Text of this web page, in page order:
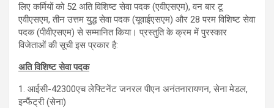
लिए कर्मियों को 52 अति विशिष्ट सेवा पदक (एवीएसएम), वन बार टू
एवीएसएम, तीन उत्तम युद्ध सेवा पदक (यूवाईएसएम) और 28 परम विशिष्ट सेवा
पदक (पीवीएसएम) से सम्मानित किया। प्रस्तुति के क्रम में पुरस्कार
विजेताओं की सूची इस प्रकार है:
अति विशिष्ट सेवा पदक
1. आईसी-42300एच लेफ्टिनेंट जनरल पीएन अनंतनारायणन, सेना मेडल,
इन्फैंट्री (सेना)